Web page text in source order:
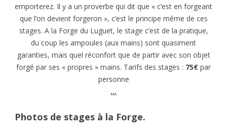
emporterez. Il y a un proverbe qui dit que « c’est en forgeant
que l’on devient forgeron », c’est le principe même de ces
stages. A la Forge du Luguet, le stage c’est de la pratique,
du coup les ampoules (aux mains) sont quasiment
garanties, mais quel réconfort que de partir avec son objet
forgé par ses « propres » mains. Tarifs des stages : 75€ par
personne
…
Photos de stages à la Forge.